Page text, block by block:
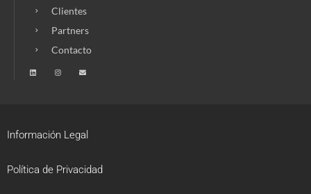
Clientes
Partners
Contacto
Información Legal
Política de Privacidad